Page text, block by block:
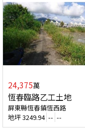
24,375萬
恆春臨路乙工土地
屏東縣恆春鎮恆西路
地坪3249.94 -- --